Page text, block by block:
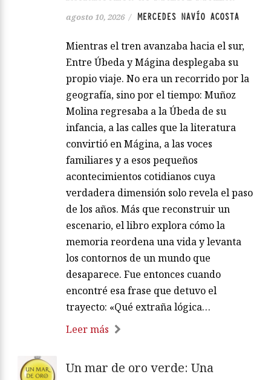
agosto 10, 2026 / MERCEDES NAVÍO ACOSTA
Mientras el tren avanzaba hacia el sur,
Entre Úbeda y Mágina desplegaba su
propio viaje. No era un recorrido por la
geografía, sino por el tiempo: Muñoz
Molina regresaba a la Úbeda de su
infancia, a las calles que la literatura
convirtió en Mágina, a las voces
familiares y a esos pequeños
acontecimientos cotidianos cuya
verdadera dimensión solo revela el paso
de los años. Más que reconstruir un
escenario, el libro explora cómo la
memoria reordena una vida y levanta
los contornos de un mundo que
desaparece. Fue entonces cuando
encontré esa frase que detuvo el
trayecto: «Qué extraña lógica…
Leer más
Un mar de oro verde: Una